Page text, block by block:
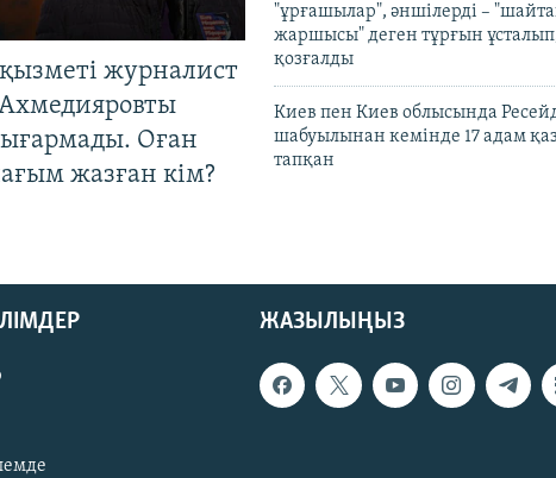
журналист
Оған
жазған кім?
"ұрғашылар", әншілерді –
жаршысы" деген тұрғын ұсталып,
қозғалды
Киев пен Киев облысында
шабуылынан кемінде 17 адам
тапқан
ЖАЗЫЛЫҢЫЗ